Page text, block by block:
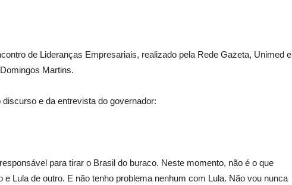
de Lideranças Empresariais, realizado pela Rede Gazeta, Unimed e
Martins.
e da entrevista do governador:
para tirar o Brasil do buraco. Neste momento, não é o que
e Lula de outro. E não tenho problema nenhum com Lula. Não vou nunca